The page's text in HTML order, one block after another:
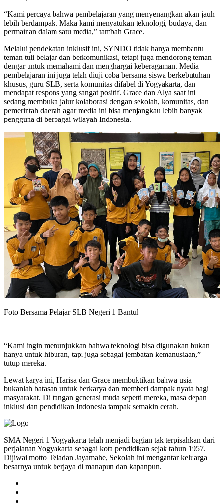
“Kami percaya bahwa pembelajaran yang menyenangkan akan jauh
lebih berdampak. Maka kami menyatukan teknologi, budaya, dan
permainan dalam satu media,” tambah Grace.
Melalui pendekatan inklusif ini, SYNDO tidak hanya membantu
teman tuli belajar dan berkomunikasi, tetapi juga mendorong teman
dengar untuk memahami dan menghargai keberagaman. Media
pembelajaran ini juga telah diuji coba bersama siswa berkebutuhan
khusus, guru SLB, serta komunitas difabel di Yogyakarta, dan
mendapat respons yang sangat positif. Grace dan Alya saat ini
sedang membuka jalur kolaborasi dengan sekolah, komunitas, dan
pemerintah daerah agar media ini bisa menjangkau lebih banyak
pengguna di berbagai wilayah Indonesia.
Foto Bersama Pelajar SLB Negeri 1 Bantul
“Kami ingin menunjukkan bahwa teknologi bisa digunakan bukan
hanya untuk hiburan, tapi juga sebagai jembatan kemanusiaan,”
tutup mereka.
Lewat karya ini, Harisa dan Grace membuktikan bahwa usia
bukanlah batasan untuk berkarya dan memberi dampak nyata bagi
masyarakat. Di tangan generasi muda seperti mereka, masa depan
inklusi dan pendidikan Indonesia tampak semakin cerah.
SMA Negeri 1 Yogyakarta telah menjadi bagian tak terpisahkan dari
perjalanan Yogyakarta sebagai kota pendidikan sejak tahun 1957.
Dijiwai motto Teladan Jayamahe, Sekolah ini mengantar keluarga
besarnya untuk berjaya di manapun dan kapanpun.